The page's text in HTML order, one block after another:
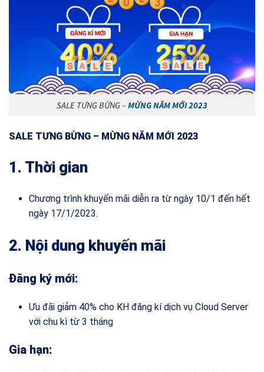
SALE TƯNG BỪNG –MỪNG NĂM MỚI 2023
SALE TƯNG BỪNG – MỪNG NĂM MỚI 2023
1. Thời gian
Chương trình khuyến mãi diễn ra từ ngày 10/1 đến hết
ngày 17/1/2023.
2. Nội dung khuyến mãi
Đăng ký mới:
Ưu đãi giảm 40% cho KH đăng kí dịch vụ Cloud Server
với chu kì từ 3 tháng
Gia hạn: